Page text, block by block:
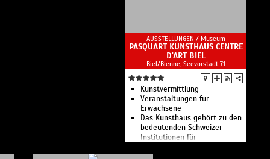
AUSSTELLUNGEN / Museum
PASQUART KUNSTHAUS CENTRE
D'ART BIEL
Biel/Bienne, Seevorstadt 71
Kunstvermittlung
Veranstaltungen für
Erwachsene
Das Kunsthaus gehört zu den
bedeutenden Schweizer
Institutionen für